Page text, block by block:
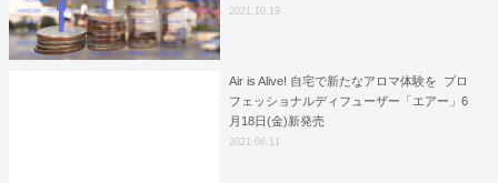
2021.10.19
Air is Alive! 自宅で新たなアロマ体験を プロ
フェッショナルディフューザー「エアー」6
月18日(金)新発売
2021.06.11